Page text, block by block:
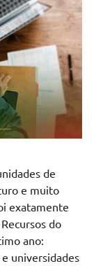
de
e muito
exatamente
do
ano:
universidades